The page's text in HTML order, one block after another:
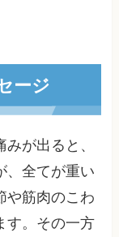
ージ
が出ると、
、全てが重い
や筋肉のこわ
す。その一方